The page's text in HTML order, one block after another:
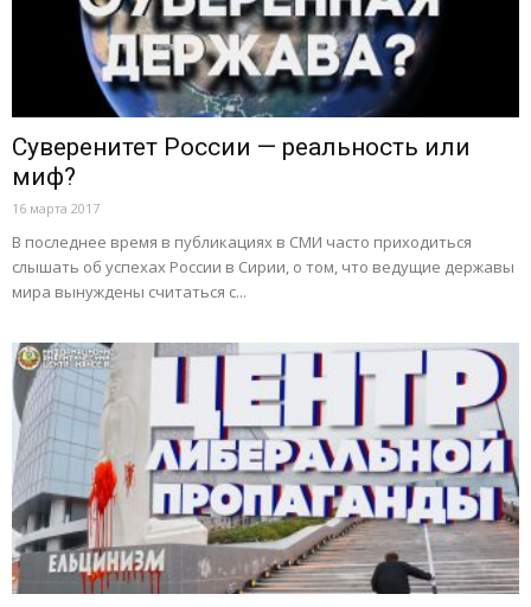
Суверенитет России — реальность или
миф?
16 марта 2017
В последнее время в публикациях в СМИ часто приходиться
слышать об успехах России в Сирии, о том, что ведущие державы
мира вынуждены считаться с...